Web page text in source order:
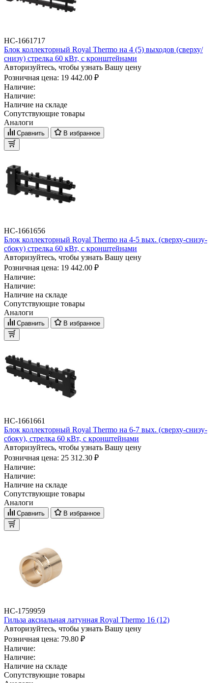
НС-1661717
Блок коллекторный Royal Thermo на 4 (5) выходов (сверху/
снизу) стрелка 60 кВт, с кронштейнами
Авторизуйтесь, чтобы узнать Вашу цену
Розничная цена: 19 442.00 ₽
Наличие:
Наличие:
Наличие на складе
Сопутствующие товары
Аналоги
Сравнить В избранное
НС-1661656
Блок коллекторный Royal Thermo на 4-5 вых. (сверху-снизу-
сбоку) стрелка 60 кВт, с кронштейнами
Авторизуйтесь, чтобы узнать Вашу цену
Розничная цена: 19 442.00 ₽
Наличие:
Наличие:
Наличие на складе
Сопутствующие товары
Аналоги
Сравнить В избранное
НС-1661661
Блок коллекторный Royal Thermo на 6-7 вых. (сверху-снизу-
сбоку), стрелка 60 кВт, с кронштейнами
Авторизуйтесь, чтобы узнать Вашу цену
Розничная цена: 25 312.30 ₽
Наличие:
Наличие:
Наличие на складе
Сопутствующие товары
Аналоги
Сравнить В избранное
НС-1759959
Гильза аксиальная латунная Royal Thermo 16 (12)
Авторизуйтесь, чтобы узнать Вашу цену
Розничная цена: 79.80 ₽
Наличие:
Наличие:
Наличие на складе
Сопутствующие товары